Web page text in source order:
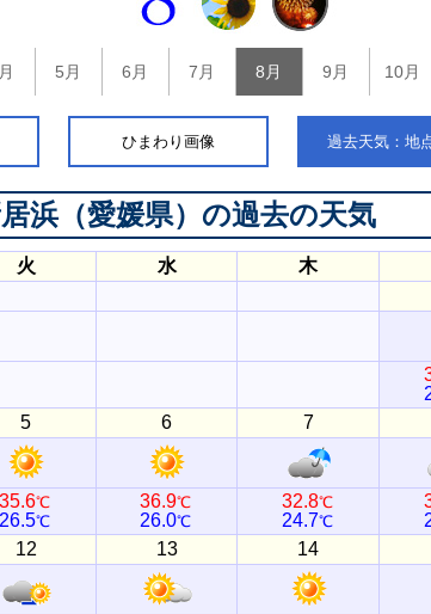
5月 6月 7月 8月 9月 10月
ひまわり画像 過去天気：地
浜（愛媛県） の過去の天気
火 水 木
5 6 7
35.6℃
26.5℃
36.9℃
26.0℃
32.8℃
24.7℃
12 13 14